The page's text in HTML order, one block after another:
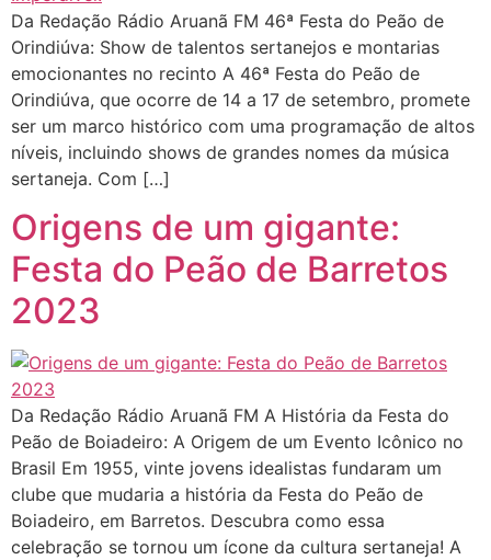
Da Redação Rádio Aruanã FM 46ª Festa do Peão de
Orindiúva: Show de talentos sertanejos e montarias
emocionantes no recinto A 46ª Festa do Peão de
Orindiúva, que ocorre de 14 a 17 de setembro, promete
ser um marco histórico com uma programação de altos
níveis, incluindo shows de grandes nomes da música
sertaneja. Com […]
Origens de um gigante:
Festa do Peão de Barretos
2023
Da Redação Rádio Aruanã FM A História da Festa do
Peão de Boiadeiro: A Origem de um Evento Icônico no
Brasil Em 1955, vinte jovens idealistas fundaram um
clube que mudaria a história da Festa do Peão de
Boiadeiro, em Barretos. Descubra como essa
celebração se tornou um ícone da cultura sertaneja! A